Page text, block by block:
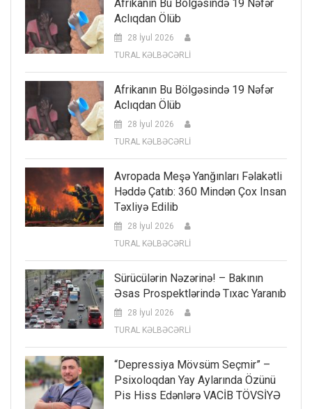
Afrikanın Bu Bölgəsində 19 Nəfər
Aclıqdan Ölüb
28 İyul 2026
TURAL KƏLBƏCƏRLİ
Afrikanın Bu Bölgəsində 19 Nəfər
Aclıqdan Ölüb
28 İyul 2026
TURAL KƏLBƏCƏRLİ
Avropada Meşə Yanğınları Fəlakətli
Həddə Çatıb: 360 Mindən Çox Insan
Təxliyə Edilib
28 İyul 2026
TURAL KƏLBƏCƏRLİ
Sürücülərin Nəzərinə! – Bakının
Əsas Prospektlərində Tıxac Yaranıb
28 İyul 2026
TURAL KƏLBƏCƏRLİ
“Depressiya Mövsüm Seçmir” –
Psixoloqdan Yay Aylarında Özünü
Pis Hiss Edənlərə VACİB TÖVSİYƏ